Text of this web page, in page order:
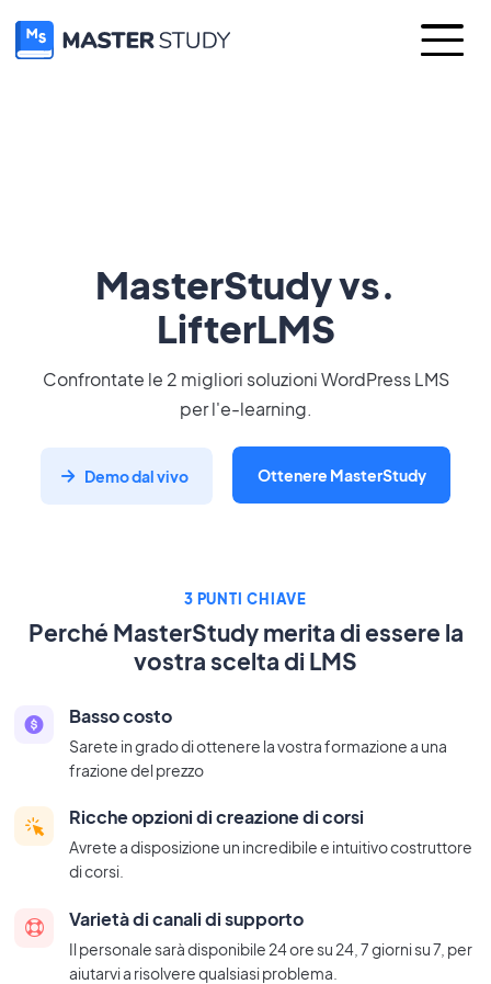
MasterStudy vs.
LifterLMS
Confrontate le 2 migliori soluzioni WordPress LMS
per l'e-learning.
Demo dal vivo Ottenere MasterStudy
3 PUNTI CHIAVE
Perché MasterStudy merita di essere la
vostra scelta di LMS
Basso costo
Sarete in grado di ottenere la vostra formazione a una
frazione del prezzo
Ricche opzioni di creazione di corsi
Avrete a disposizione un incredibile e intuitivo costruttore
di corsi.
Varietà di canali di supporto
Il personale sarà disponibile 24 ore su 24, 7 giorni su 7, per
aiutarvi a risolvere qualsiasi problema.